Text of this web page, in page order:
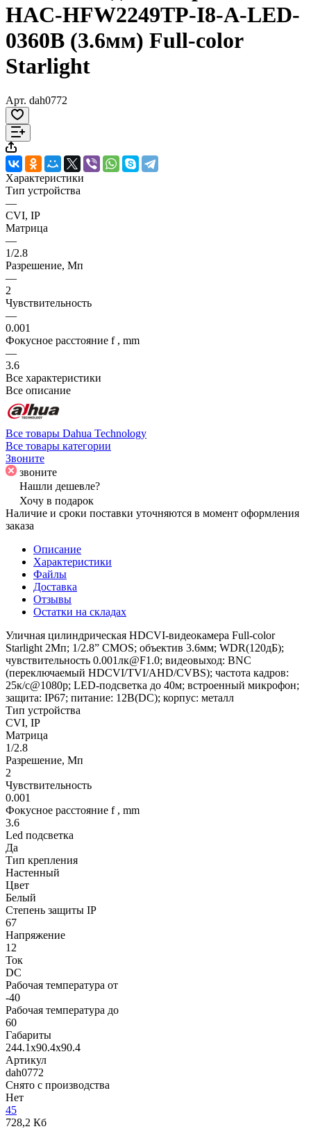
HAC-HFW2249TP-I8-A-LED-
0360B (3.6мм) Full-color
Starlight
Арт. dah0772
Характеристики
Тип устройства
—
CVI, IP
Матрица
—
1/2.8
Разрешение, Мп
—
2
Чувствительность
—
0.001
Фокусное расстояние f , mm
—
3.6
Все характеристики
Все описание
Все товары Dahua Technology
Все товары категории
Звоните
звоните
Нашли дешевле?
Хочу в подарок
Наличие и сроки поставки уточняются в момент оформления
заказа
Описание
Характеристики
Файлы
Доставка
Отзывы
Остатки на складах
Уличная цилиндрическая HDCVI-видеокамера Full-color
Starlight 2Mп; 1/2.8” CMOS; объектив 3.6мм; WDR(120дБ);
чувствительность 0.001лк@F1.0; видеовыход: BNC
(переключаемый HDCVI/TVI/AHD/CVBS); частота кадров:
25к/с@1080p; LED-подсветка до 40м; встроенный микрофон;
защита: IP67; питание: 12В(DC); корпус: металл
Тип устройства
CVI, IP
Матрица
1/2.8
Разрешение, Мп
2
Чувствительность
0.001
Фокусное расстояние f , mm
3.6
Led подсветка
Да
Тип крепления
Настенный
Цвет
Белый
Степень защиты IP
67
Напряжение
12
Ток
DC
Рабочая температура от
-40
Рабочая температура до
60
Габариты
244.1x90.4x90.4
Артикул
dah0772
Снято с производства
Нет
45
728,2 Кб